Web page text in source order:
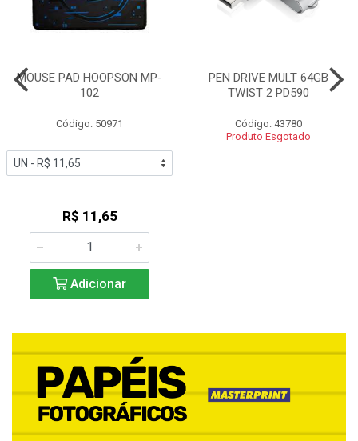
MOUSE PAD HOOPSON MP-
102
Código: 50971
R$ 11,65
Adicionar
PEN DRIVE MULT 64GB
TWIST 2 PD590
Código: 43780
Produto Esgotado